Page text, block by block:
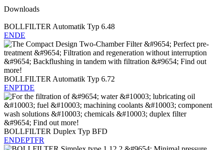
Downloads
BOLLFILTER Automatik Typ 6.48
ENDE
BOLLFILTER Automatik Typ 6.72
ENPTDE
BOLLFILTER Duplex Typ BFD
ENDEPTFR